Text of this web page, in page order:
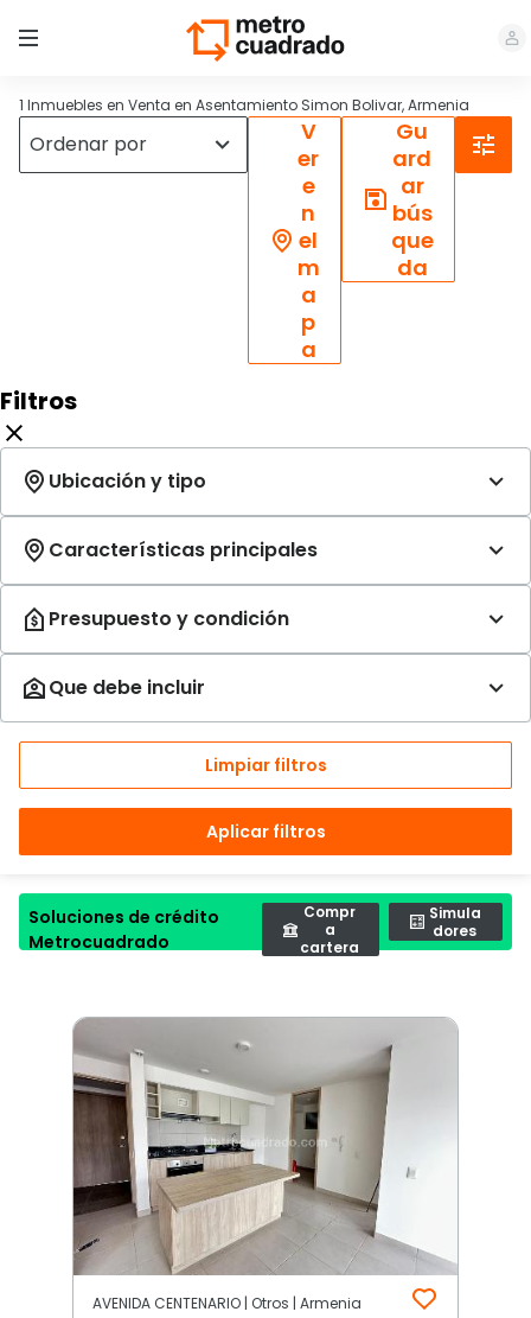
1 Inmuebles en Venta en Asentamiento Simon Bolivar, Armenia
V
er
e
n
el
m
a
p
a
Gu
ard
ar
bús
que
da
Filtros
Limpiar filtros
Aplicar filtros
Soluciones de crédito
Metrocuadrado
Compr
a
cartera
Simula
dores
AVENIDA CENTENARIO | Otros | Armenia